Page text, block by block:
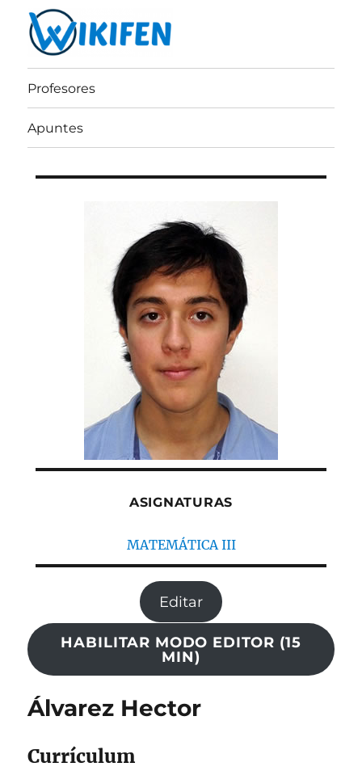
Wikifen
Profesores
Apuntes
Álvarez Hector
Currículum
ASIGNATURAS
MATEMÁTICA III
Editar
HABILITAR MODO EDITOR (15
MIN)